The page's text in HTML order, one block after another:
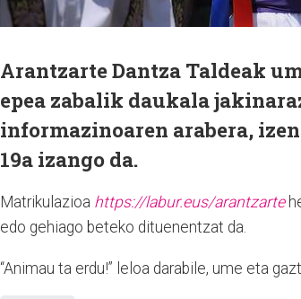
Arantzarte Dantza Taldeak
epea zabalik daukala
informazinoaren arabera,
19a izango da.
Matrikulazioa https://labur.eus/arantzarte
edo gehiago beteko dituenentzat da.
“Animau ta erdu!” leloa darabile, ume eta